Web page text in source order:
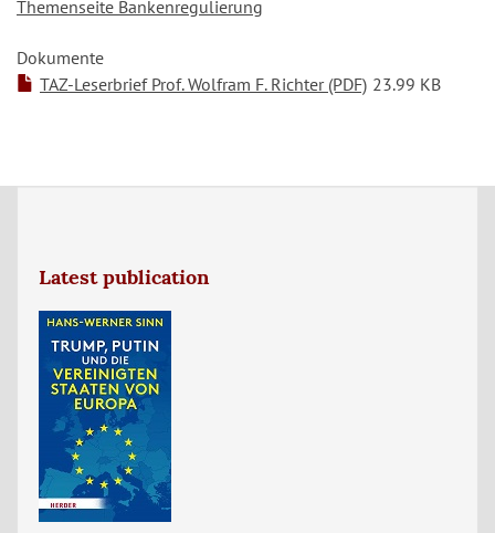
Themenseite Bankenregulierung
Dokumente
TAZ-Leserbrief Prof. Wolfram F. Richter (PDF) 23.99 KB
Latest publication